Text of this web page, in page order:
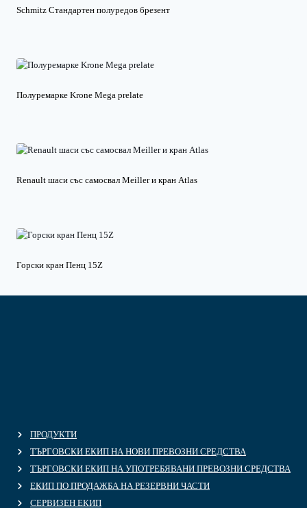
Schmitz Стандартен полуредов брезент
Полуремарке Krone Mega prelate
Renault шаси със самосвал Meiller и кран Atlas
Горски кран Пенц 15Z
ПРОДУКТИ
ТЪРГОВСКИ ЕКИП НА НОВИ ПРЕВОЗНИ СРЕДСТВА
ТЪРГОВСКИ ЕКИП НА УПОТРЕБЯВАНИ ПРЕВОЗНИ СРЕДСТВА
ЕКИП ПО ПРОДАЖБА НА РЕЗЕРВНИ ЧАСТИ
СЕРВИЗЕН ЕКИП